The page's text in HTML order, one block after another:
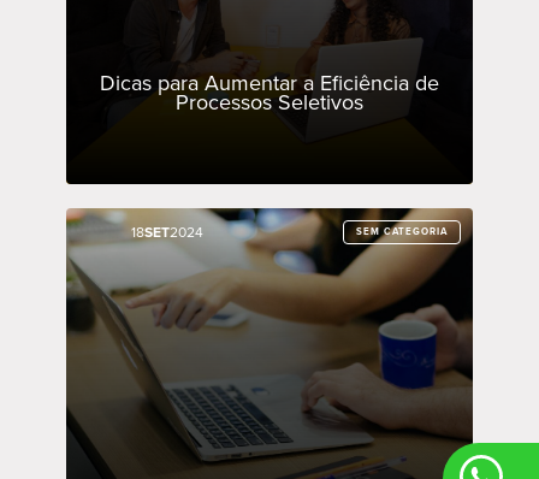
Dicas para Aumentar a Eficiência de
Processos Seletivos
18SET2024 SEM CATEGORIA
18SET2024 SEM CATEGORIA